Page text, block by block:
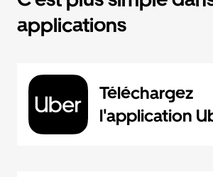
applications
Téléchargez
l'application